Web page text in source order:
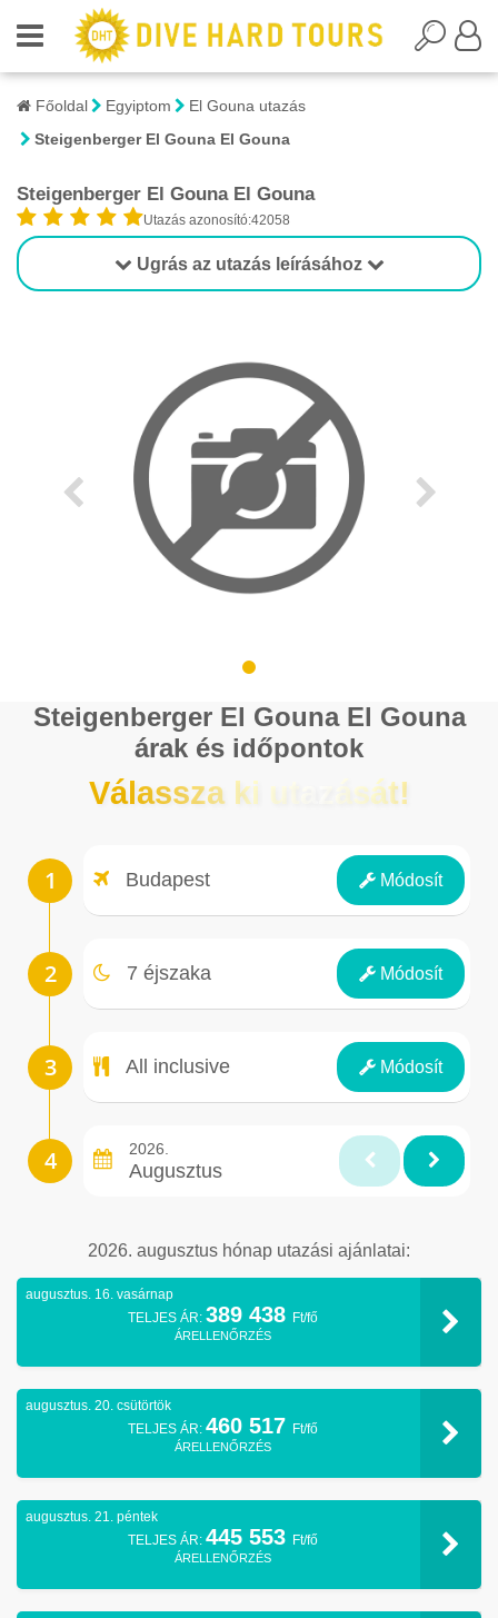
Főoldal Egyiptom
El Gouna utazás
Steigenberger El Gouna El Gouna
Steigenberger El Gouna El Gouna
Utazás azonosító:42058
Ugrás az utazás leírásához
Steigenberger El Gouna El Gouna
árak és időpontok
Válassza ki utazását!
Budapest Módosít
Repülőtér
7 éjszaka Módosít
Éjszakák
All inclusive Módosít
Ellátás
2026.
Augusztus
2026. augusztus hónap utazási ajánlatai:
augusztus. 16. vasárnap
TELJES ÁR: 389 438 Ft/fő
ÁRELLENŐRZÉS
augusztus. 20. csütörtök
TELJES ÁR: 460 517 Ft/fő
ÁRELLENŐRZÉS
augusztus. 21. péntek
TELJES ÁR: 445 553 Ft/fő
ÁRELLENŐRZÉS